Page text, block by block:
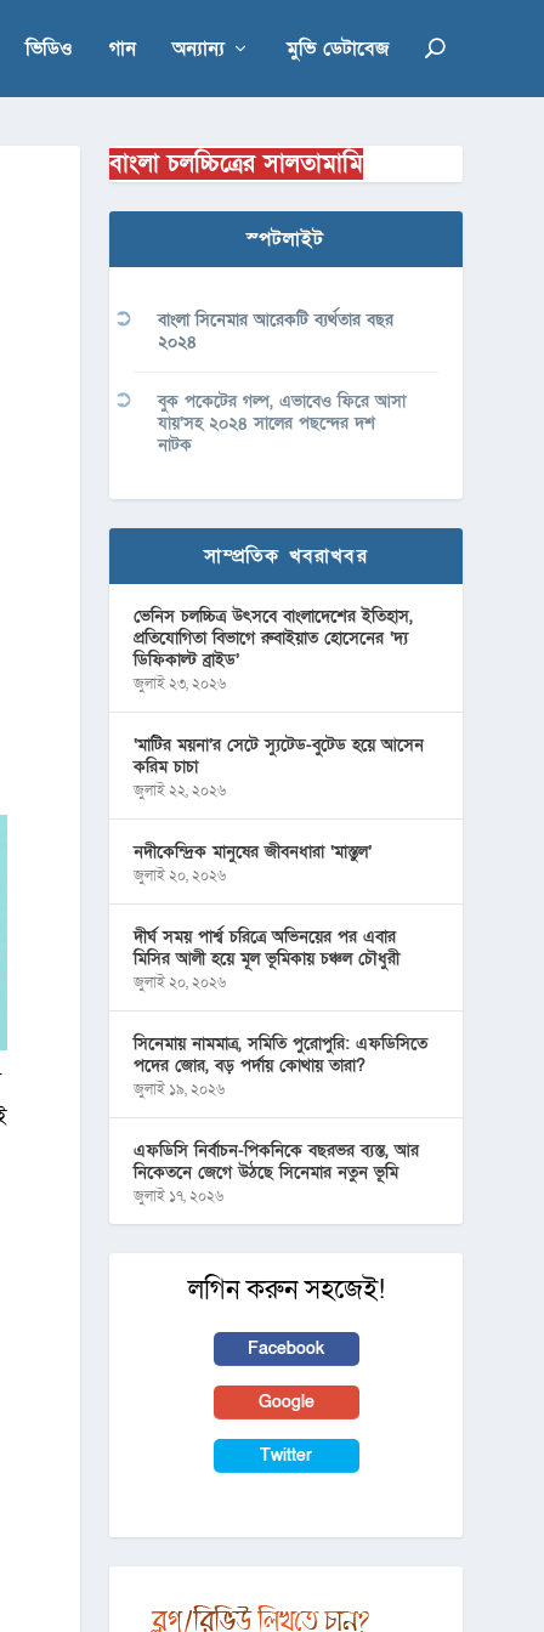
ভিডিও গান অন্যান্য মুভি ডেটাবেজ
বাংলা চলচ্চিত্রের সালতামামি
স্পটলাইট
বাংলা সিনেমার আরেকটি ব্যর্থতার বছর
২০২৪
বুক পকেটের গল্প, এভাবেও ফিরে আসা
যায়’সহ ২০২৪ সালের পছন্দের দশ
নাটক
সাম্প্রতিক খবরাখবর
ভেনিস চলচ্চিত্র উৎসবে বাংলাদেশের ইতিহাস,
প্রতিযোগিতা বিভাগে রুবাইয়াত হোসেনের ‘দ্য
ডিফিকাল্ট ব্রাইড’
জুলাই ২৩, ২০২৬
‘মাটির ময়না’র সেটে স্যুটেড-বুটেড হয়ে আসেন
করিম চাচা
জুলাই ২২, ২০২৬
নদীকেন্দ্রিক মানুষের জীবনধারা ‘মাস্তুল’
জুলাই ২০, ২০২৬
দীর্ঘ সময় পার্শ্ব চরিত্রে অভিনয়ের পর এবার
মিসির আলী হয়ে মূল ভূমিকায় চঞ্চল চৌধুরী
জুলাই ২০, ২০২৬
সিনেমায় নামমাত্র, সমিতি পুরোপুরি: এফডিসিতে
পদের জোর, বড় পর্দায় কোথায় তারা?
জুলাই ১৯, ২০২৬
এফডিসি নির্বাচন-পিকনিকে বছরভর ব্যস্ত, আর
নিকেতনে জেগে উঠছে সিনেমার নতুন ভূমি
জুলাই ১৭, ২০২৬
লগিন করুন সহজেই!
Facebook
Google
Twitter